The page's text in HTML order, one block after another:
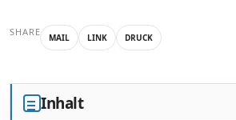
SHARE MAIL LINK DRUCK
Inhalt